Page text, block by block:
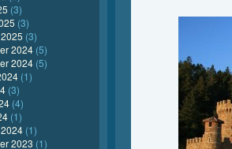
(3)
(3)
(3)
2024 (5)
2024 (5)
(1)
(3)
(4)
(1)
(1)
2023 (1)